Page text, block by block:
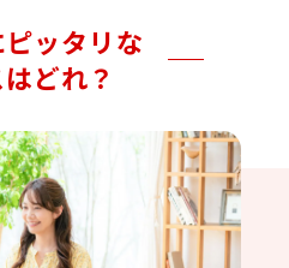
ブログ
ッタリな
どれ？